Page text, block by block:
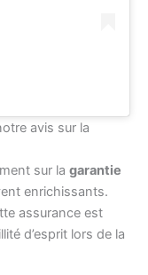
avis sur la
sur la garantie
enrichissants.
assurance est
d’esprit lors de la